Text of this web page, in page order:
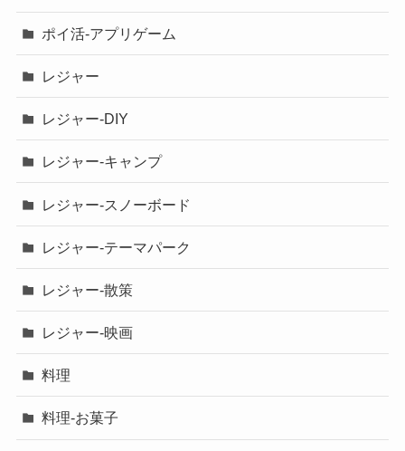
ポイ活-アプリゲーム
レジャー
レジャー-DIY
レジャー-キャンプ
レジャー-スノーボード
レジャー-テーマパーク
レジャー-散策
レジャー-映画
料理
料理-お菓子